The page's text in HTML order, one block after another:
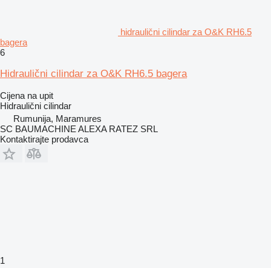
hidraulični cilindar za O&K RH6.5
bagera
6
Hidraulični cilindar za O&K RH6.5 bagera
Cijena na upit
Hidraulični cilindar
Rumunija, Maramures
SC BAUMACHINE ALEXA RATEZ SRL
Kontaktirajte prodavca
1